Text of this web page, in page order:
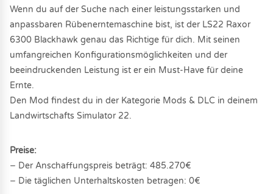
Wenn du auf der Suche nach einer leistungsstarken und
anpassbaren Rübenerntemaschine bist, ist der LS22 Raxor
6300 Blackhawk genau das Richtige für dich. Mit seinen
umfangreichen Konfigurationsmöglichkeiten und der
beeindruckenden Leistung ist er ein Must-Have für deine
Ernte.
Den Mod findest du in der Kategorie Mods & DLC in deinem
Landwirtschafts Simulator 22.
Preise:
− Der Anschaffungspreis beträgt: 485.270€
− Die täglichen Unterhaltskosten betragen: 0€